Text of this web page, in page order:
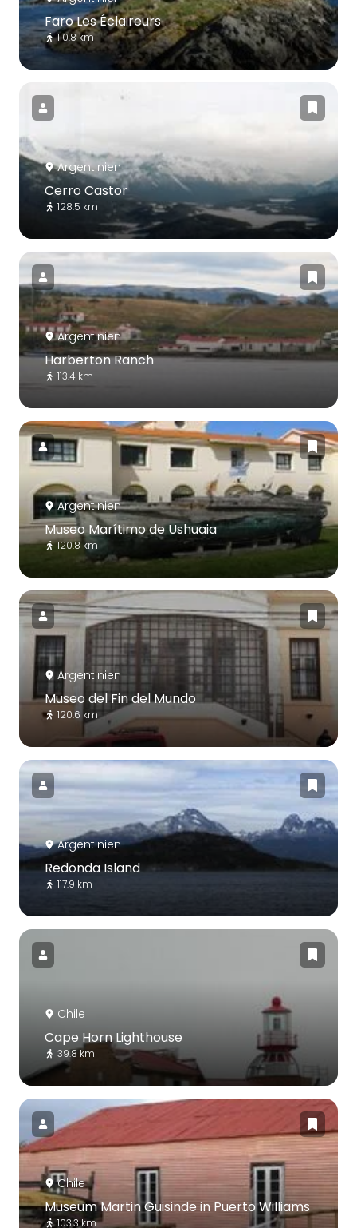
Faro Les Éclaireurs
110.8 km
Argentinien
Cerro Castor
128.5 km
Argentinien
Harberton Ranch
113.4 km
Argentinien
Museo Marítimo de Ushuaia
120.8 km
Argentinien
Museo del Fin del Mundo
120.6 km
Argentinien
Redonda Island
117.9 km
Chile
Cape Horn Lighthouse
39.8 km
Chile
Museum Martin Guisinde in Puerto Williams
103.3 km